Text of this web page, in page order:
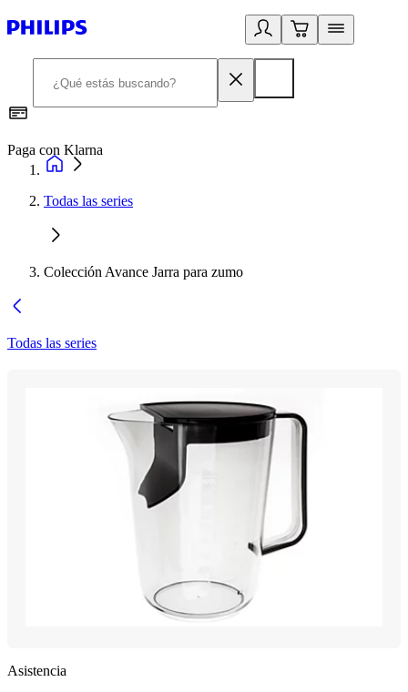
Paga con Klarna
Todas las series
Colección Avance Jarra para zumo
Todas las series
Asistencia